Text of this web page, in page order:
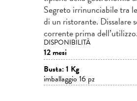
Segreto irrinunciabile tra
di un ristorante. Dissalare
corrente prima dell’utilizzo.
DISPONIBILITÀ
12 mesi
Busta: 1 Kg
imballaggio 16 pz